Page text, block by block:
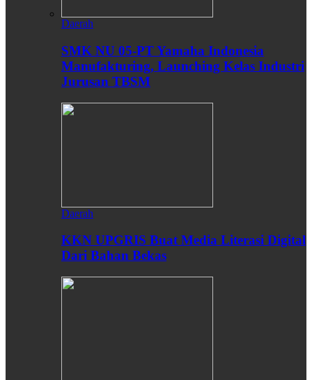
Daerah
SMK NU 05-PT Yamaha Indonesia
Manufakturing, Launching Kelas Industri
Jurusan TBSM
Daerah
KKN UPGRIS Buat Media Literasi Digital
Dari Bahan Bekas